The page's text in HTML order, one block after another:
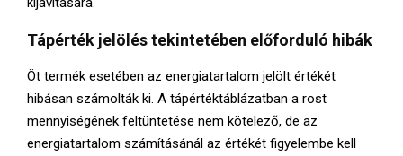
Tápérték jelölés tekintetében előforduló hibák
Öt termék esetében az energiatartalom jelölt értékét
hibásan számolták ki. A tápértéktáblázatban a rost
mennyiségének feltüntetése nem kötelező, de az
energiatartalom számításánál az értékét figyelembe kell